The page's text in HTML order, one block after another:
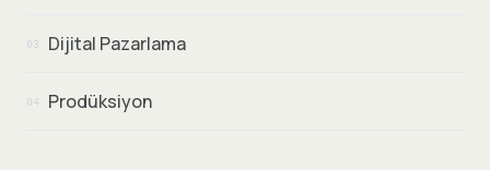
03 Dijital Pazarlama
04 Prodüksiyon